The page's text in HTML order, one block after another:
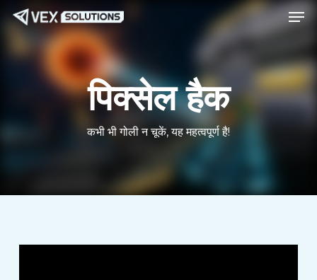
मुख्य
सामग्री
मेनू
पिक्सेल हैक
कभी भी गोली न चूकें, यह महत्वपूर्ण है!
मेनू